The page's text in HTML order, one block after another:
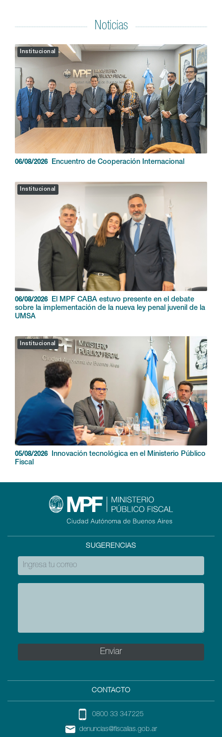
Noticias
Institucional
06/08/2026 Encuentro de Cooperación Internacional
Institucional
06/08/2026
El MPF CABA estuvo presente en el debate
sobre la implementación de la nueva ley penal juvenil de la
UMSA
Institucional
05/08/2026
Innovación tecnológica en el Ministerio Público
Fiscal
SUGERENCIAS
CONTACTO
0800 33 347225
denuncias@fiscalias.gob.ar